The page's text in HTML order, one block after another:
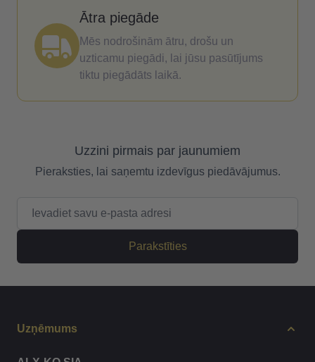
Ātra piegāde
Mēs nodrošinām ātru, drošu un
uzticamu piegādi, lai jūsu pasūtījums
tiktu piegādāts laikā.
Uzzini pirmais par jaunumiem
Pieraksties, lai saņemtu izdevīgus piedāvājumus.
Parakstīties
Uzņēmums